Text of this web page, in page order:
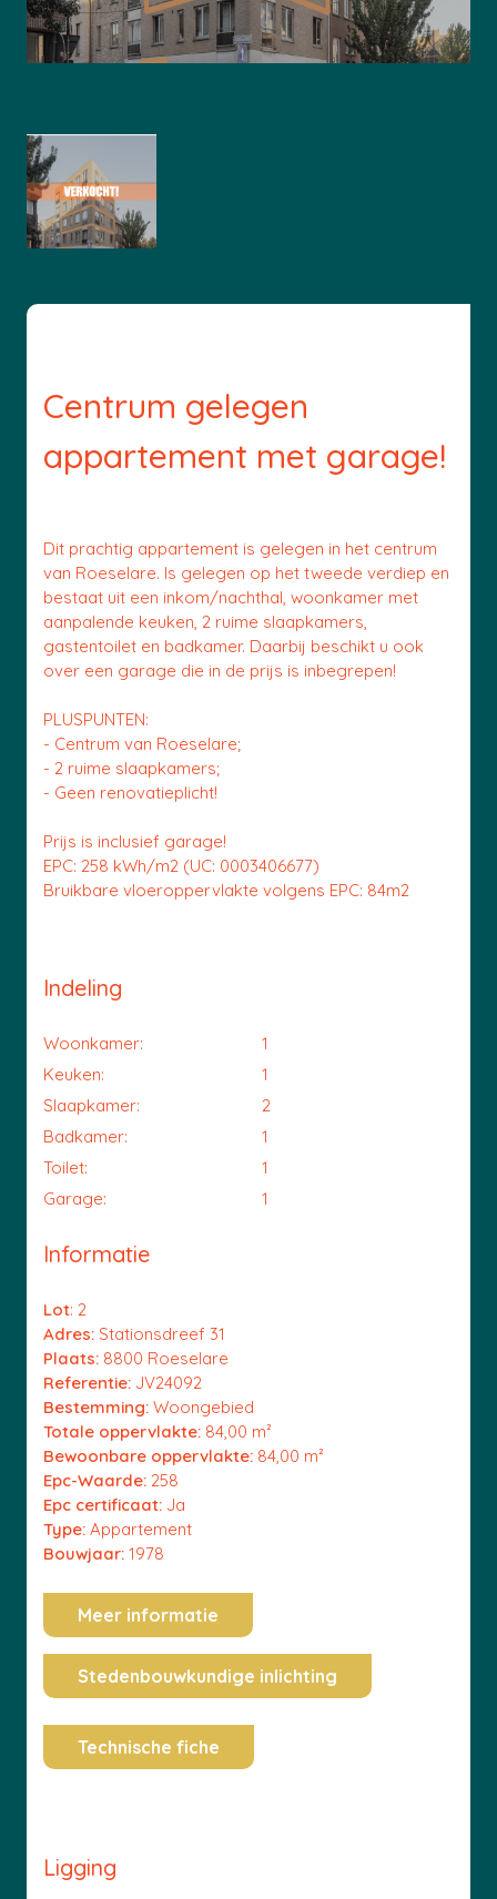
Centrum gelegen
appartement met garage!
Dit prachtig appartement is gelegen in het centrum
van Roeselare. Is gelegen op het tweede verdiep en
bestaat uit een inkom/nachthal, woonkamer met
aanpalende keuken, 2 ruime slaapkamers,
gastentoilet en badkamer. Daarbij beschikt u ook
over een garage die in de prijs is inbegrepen!
PLUSPUNTEN:
- Centrum van Roeselare;
- 2 ruime slaapkamers;
- Geen renovatieplicht!
Prijs is inclusief garage!
EPC: 258 kWh/m2 (UC: 0003406677)
Bruikbare vloeroppervlakte volgens EPC: 84m2
Indeling
Woonkamer:
1
Keuken:
1
Slaapkamer:
2
Badkamer:
1
Toilet:
1
Garage:
1
Informatie
Lot: 2
Adres: Stationsdreef 31
Plaats: 8800 Roeselare
Referentie: JV24092
Bestemming: Woongebied
Totale oppervlakte: 84,00 m²
Bewoonbare oppervlakte: 84,00 m²
Epc-Waarde: 258
Epc certificaat: Ja
Type: Appartement
Bouwjaar: 1978
Meer informatie
Stedenbouwkundige inlichting
Technische fiche
Ligging